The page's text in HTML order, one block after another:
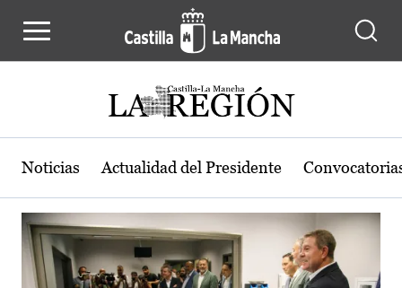
Actualidad de la región de Castilla-
Noticias Actualidad del Presidente